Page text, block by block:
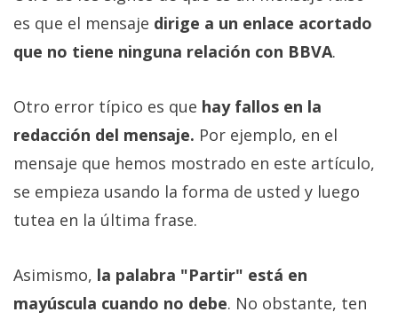
es que el mensaje dirige a un enlace acortado
que no tiene ninguna relación con BBVA.
Otro error típico es que hay fallos en la
redacción del mensaje. Por ejemplo, en el
mensaje que hemos mostrado en este artículo,
se empieza usando la forma de usted y luego
tutea en la última frase.
Asimismo, la palabra "Partir" está en
mayúscula cuando no debe. No obstante, ten